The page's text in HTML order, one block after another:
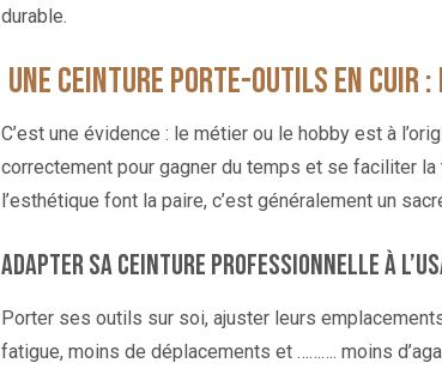
durable.
Une ceinture porte-outils en cuir
C’est une évidence : le métier ou le hobby est à
correctement pour gagner du temps et se faciliter
l’esthétique font la paire, c’est généralement un
Adapter sa ceinture professionnelle à
Porter ses outils sur soi, ajuster leurs
fatigue, moins de déplacements et ………. moins